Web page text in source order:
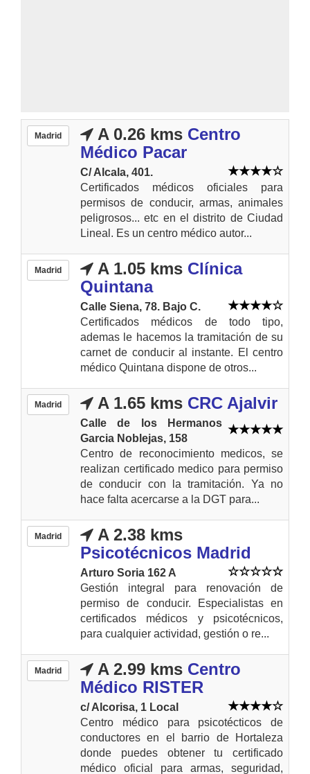
Madrid A 0.26 kms Centro
Médico Pacar
C/ Alcala, 401.
Certificados médicos oficiales para
permisos de conducir, armas, animales
peligrosos... etc en el distrito de Ciudad
Lineal. Es un centro médico autor...
Madrid A 1.05 kms Clínica
Quintana
Calle Siena, 78. Bajo C.
Certificados médicos de todo tipo,
ademas le hacemos la tramitación de su
carnet de conducir al instante. El centro
médico Quintana dispone de otros...
Madrid A 1.65 kms CRC Ajalvir
Calle de los Hermanos
Garcia Noblejas, 158
Centro de reconocimiento medicos, se
realizan certificado medico para permiso
de conducir con la tramitación. Ya no
hace falta acercarse a la DGT para...
Madrid
A 2.38 kms
Psicotécnicos Madrid
Arturo Soria 162 A
Gestión integral para renovación de
permiso de conducir. Especialistas en
certificados médicos y psicotécnicos,
para cualquier actividad, gestión o re...
Madrid A 2.99 kms Centro
Médico RISTER
c/ Alcorisa, 1 Local
Centro médico para psicotécticos de
conductores en el barrio de Hortaleza
donde puedes obtener tu certificado
médico oficial para armas, seguridad,